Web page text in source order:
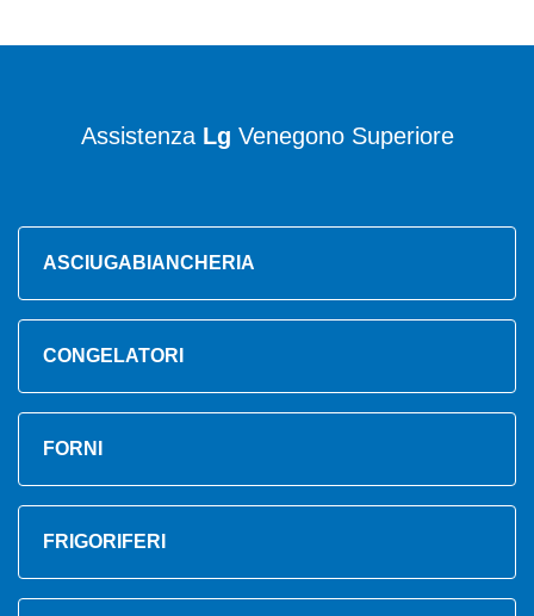
Assistenza Lg Venegono Superiore
ASCIUGABIANCHERIA
CONGELATORI
FORNI
FRIGORIFERI